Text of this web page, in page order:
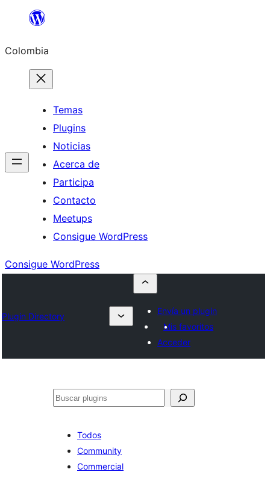
Saltar
contenido
Colombia
Temas
Plugins
Noticias
Acerca de
Participa
Contacto
Meetups
Consigue WordPress
Consigue WordPress
Plugin Directory
Envía un plugin
Mis favoritos
Acceder
Buscar
Todos
Community
Commercial